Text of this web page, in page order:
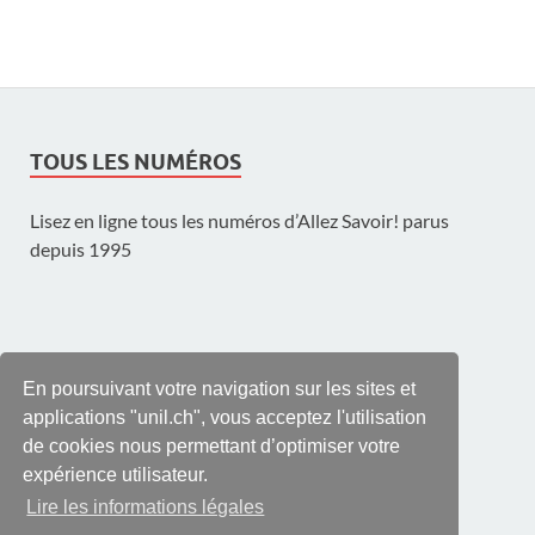
En poursuivant votre navigation sur les sites et
applications "unil.ch", vous acceptez l'utilisation
de cookies nous permettant d’optimiser votre
expérience utilisateur.
Lire les informations légales
TOUS LES NUMÉROS
Lisez en ligne tous les numéros d’Allez Savoir! parus
depuis 1995